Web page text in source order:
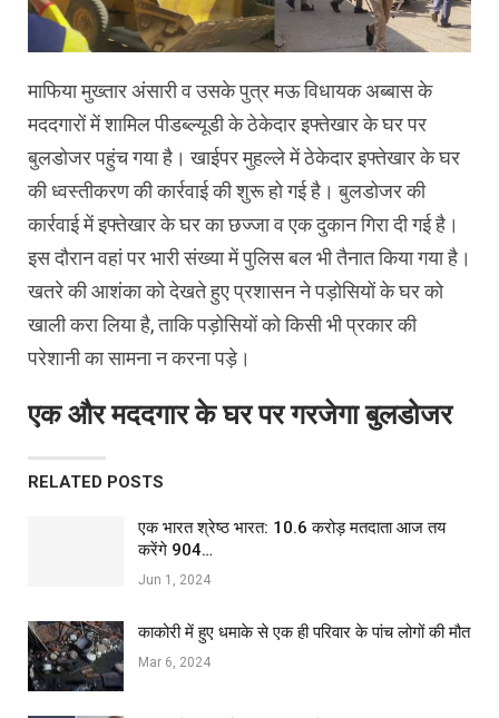
माफिया मुख्तार अंसारी व उसके पुत्र मऊ विधायक अब्बास के
मददगारों में शामिल पीडब्ल्यूडी के ठेकेदार इफ्तेखार के घर पर
बुलडोजर पहुंच गया है। खाईपर मुहल्ले में ठेकेदार इफ्तेखार के घर
की ध्वस्तीकरण की कार्रवाई की शुरू हो गई है। बुलडोजर की
कार्रवाई में इफ्तेखार के घर का छज्जा व एक दुकान गिरा दी गई है।
इस दौरान वहां पर भारी संख्या में पुलिस बल भी तैनात किया गया है।
खतरे की आशंका को देखते हुए प्रशासन ने पड़ोसियों के घर को
खाली करा लिया है, ताकि पड़ोसियों को किसी भी प्रकार की
परेशानी का सामना न करना पड़े।
एक और मददगार के घर पर गरजेगा बुलडोजर
RELATED POSTS
एक भारत श्रेष्ठ भारत: 10.6 करोड़ मतदाता आज तय
करेंगे 904…
Jun 1, 2024
काकोरी में हुए धमाके से एक ही परिवार के पांच लोगों की मौत
Mar 6, 2024